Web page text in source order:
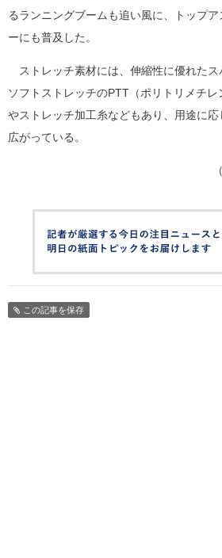
るランニングブームも追い風に、トップ
ーにも普及した。
ストレッチ素材には、伸縮性に優れたス
ソフトストレッチのPTT（ポリトリメチ
やストレッチ加工糸などもあり、用途に
広がっている。
この記事を保存